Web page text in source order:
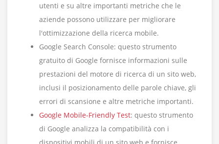
utenti e su altre importanti metriche che le
aziende possono utilizzare per migliorare
l'ottimizzazione della ricerca mobile.
Google Search Console: questo strumento
gratuito di Google fornisce informazioni sulle
prestazioni del motore di ricerca di un sito web,
inclusi il posizionamento delle parole chiave, gli
errori di scansione e altre metriche importanti.
Google Mobile-Friendly Test: questo strumento
di Google analizza la compatibilità con i